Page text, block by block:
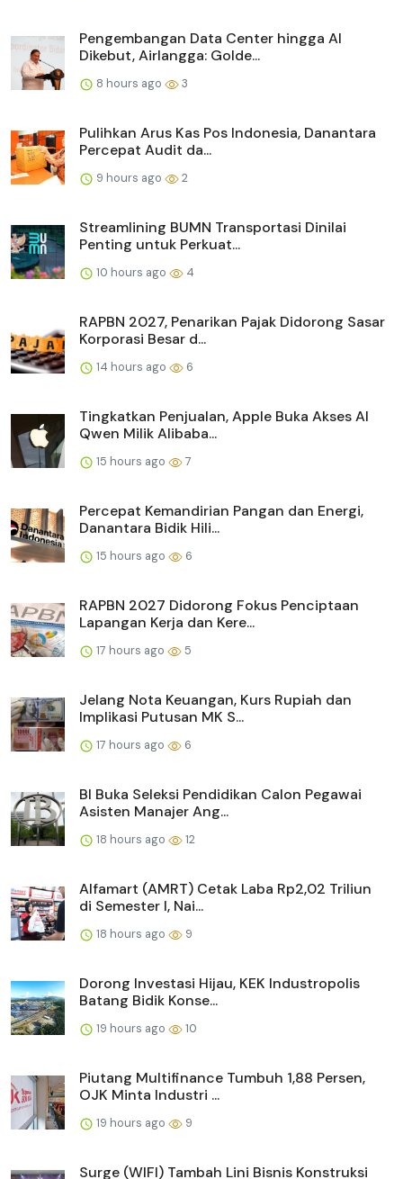
Pengembangan Data Center hingga AI
Dikebut, Airlangga: Golde...
8 hours ago 3
Pulihkan Arus Kas Pos Indonesia, Danantara
Percepat Audit da...
9 hours ago 2
Streamlining BUMN Transportasi Dinilai
Penting untuk Perkuat...
10 hours ago 4
RAPBN 2027, Penarikan Pajak Didorong Sasar
Korporasi Besar d...
14 hours ago 6
Tingkatkan Penjualan, Apple Buka Akses AI
Qwen Milik Alibaba...
15 hours ago 7
Percepat Kemandirian Pangan dan Energi,
Danantara Bidik Hili...
15 hours ago 6
RAPBN 2027 Didorong Fokus Penciptaan
Lapangan Kerja dan Kere...
17 hours ago 5
Jelang Nota Keuangan, Kurs Rupiah dan
Implikasi Putusan MK S...
17 hours ago 6
BI Buka Seleksi Pendidikan Calon Pegawai
Asisten Manajer Ang...
18 hours ago 12
Alfamart (AMRT) Cetak Laba Rp2,02 Triliun
di Semester I, Nai...
18 hours ago 9
Dorong Investasi Hijau, KEK Industropolis
Batang Bidik Konse...
19 hours ago 10
Piutang Multifinance Tumbuh 1,88 Persen,
OJK Minta Industri ...
19 hours ago 9
Surge (WIFI) Tambah Lini Bisnis Konstruksi